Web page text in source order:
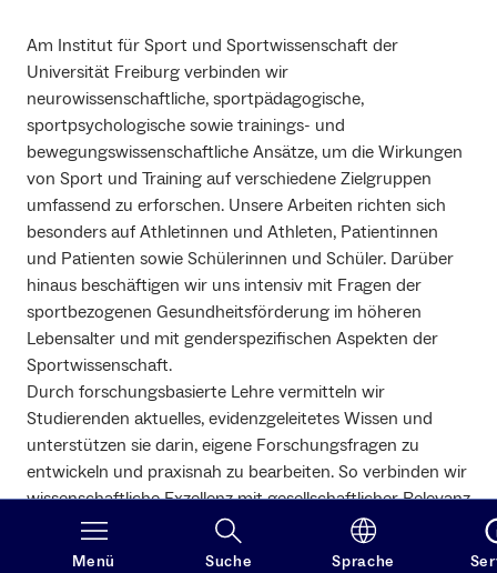
Menü Suche Sprache
Am Institut für Sport und Sportwissenschaft der
Universität Freiburg verbinden wir
neurowissenschaftliche, sportpädagogische,
sportpsychologische sowie trainings- und
bewegungswissenschaftliche Ansätze, um die Wirkungen
von Sport und Training auf verschiedene Zielgruppen
umfassend zu erforschen. Unsere Arbeiten richten sich
besonders auf Athletinnen und Athleten, Patientinnen
und Patienten sowie Schülerinnen und Schüler. Darüber
hinaus beschäftigen wir uns intensiv mit Fragen der
sportbezogenen Gesundheitsförderung im höheren
Lebensalter und mit genderspezifischen Aspekten der
Sportwissenschaft.
Durch forschungsbasierte Lehre vermitteln wir
Studierenden aktuelles, evidenzgeleitetes Wissen und
unterstützen sie darin, eigene Forschungsfragen zu
entwickeln und praxisnah zu bearbeiten. So verbinden wir
wissenschaftliche Exzellenz mit gesellschaftlicher Relevanz
und einer klaren Ausrichtung auf gesundheits- und
leistungsorientierte Themen.